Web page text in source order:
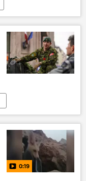
0:19